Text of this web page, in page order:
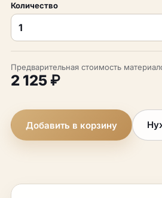
Количество
Предварительная стоимость
2 125 ₽
Добавить в корзину